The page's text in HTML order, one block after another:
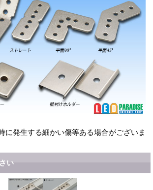
発生する細かい傷等ある場合がございま
い